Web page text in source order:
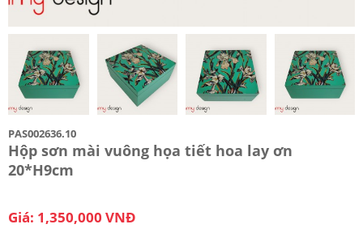
PAS002636.10
Hộp sơn mài vuông họa tiết hoa lay ơn
20*H9cm
Giá: 1,350,000 VNĐ